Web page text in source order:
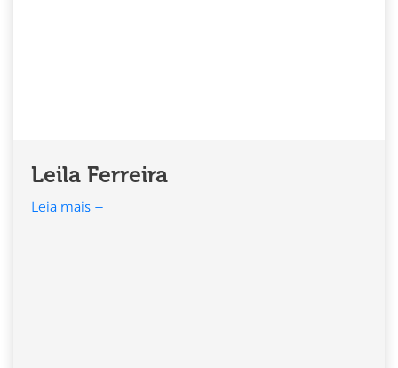
Leila Ferreira
Leia mais +